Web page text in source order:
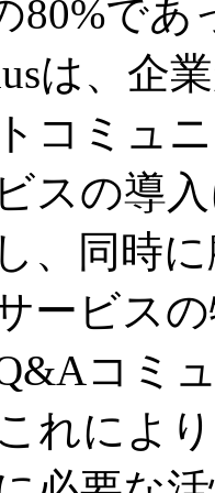
80%であ
は、企
コミュ
スの導
、同時
ービス
コミ
れによ